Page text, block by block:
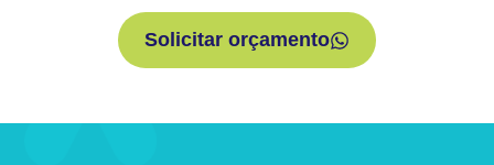
Solicitar orçamento